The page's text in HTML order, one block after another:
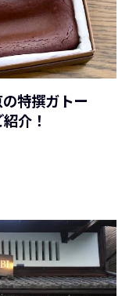
特撰ガトー
介！